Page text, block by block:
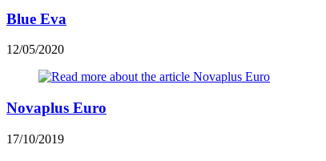
Blue Eva
12/05/2020
Novaplus Euro
17/10/2019